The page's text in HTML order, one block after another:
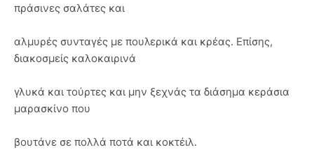
πράσινες σαλάτες και
αλμυρές συνταγές με πουλερικά και κρέας. Επίσης,
διακοσμείς καλοκαιρινά
γλυκά και τούρτες και μην ξεχνάς τα διάσημα κεράσια
μαρασκίνο που
βουτάνε σε πολλά ποτά και κοκτέιλ.